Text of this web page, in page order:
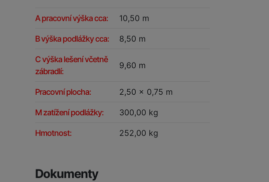
A pracovní výška cca: 10,50 m
B výška podlážky cca: 8,50 m
C výška lešení včetně
zábradlí:
9,60 m
Pracovní plocha: 2,50 x 0,75 m
M zatížení podlážky: 300,00 kg
Hmotnost: 252,00 kg
Dokumenty